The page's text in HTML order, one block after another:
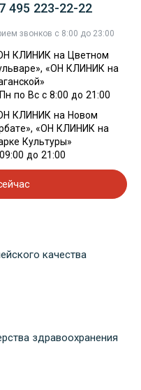
495 223-22-22
звонков с 8:00 до 23:00
КЛИНИК на Цветном
«ОН КЛИНИК на
по Вс с 8:00 до 21:00
КЛИНИК на Новом
«ОН КЛИНИК на
Культуры»
до 21:00
качества
здравоохранения